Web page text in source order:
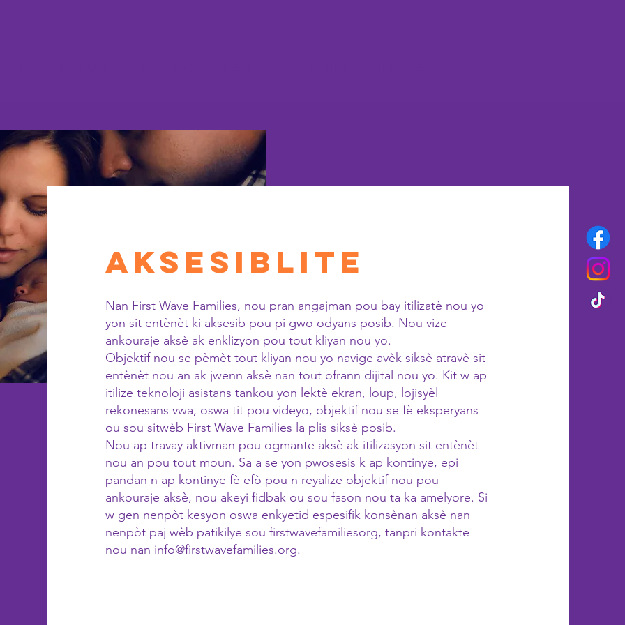
Aksesiblite
Nan First Wave Families, nou pran angajman pou bay itilizatè nou yo
yon sit entènèt ki aksesib pou pi gwo odyans posib. Nou vize
ankouraje aksè ak enklizyon pou tout kliyan nou yo.
Objektif nou se pèmèt tout kliyan nou yo navige avèk siksè atravè sit
entènèt nou an ak jwenn aksè nan tout ofrann dijital nou yo. Kit w ap
itilize teknoloji asistans tankou yon lektè ekran, loup, lojisyèl
rekonesans vwa, oswa tit pou videyo, objektif nou se fè eksperyans
ou sou sitwèb First Wave Families la plis siksè posib.
Nou ap travay aktivman pou ogmante aksè ak itilizasyon sit entènèt
nou an pou tout moun. Sa a se yon pwosesis k ap kontinye, epi
pandan n ap kontinye fè efò pou n reyalize objektif nou pou
ankouraje aksè, nou akeyi fidbak ou sou fason nou ta ka amelyore. Si
w gen nenpòt kesyon oswa enkyetid espesifik konsènan aksè nan
nenpòt paj wèb patikilye sou firstwavefamiliesorg, tanpri kontakte
nou nan info@firstwavefamilies.org.